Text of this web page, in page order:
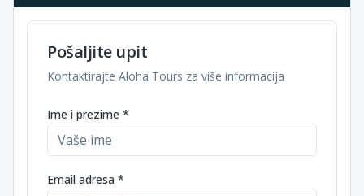
Pošaljite upit
Kontaktirajte Aloha Tours za više informacija
Ime i prezime *
Email adresa *